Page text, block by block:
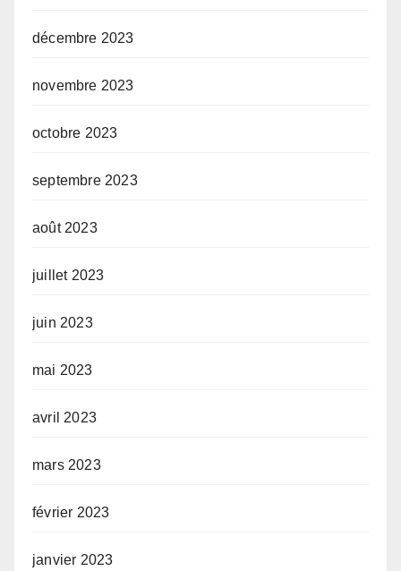
décembre 2023
novembre 2023
octobre 2023
septembre 2023
août 2023
juillet 2023
juin 2023
mai 2023
avril 2023
mars 2023
février 2023
janvier 2023